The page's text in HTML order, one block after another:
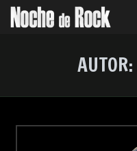
AUTOR: